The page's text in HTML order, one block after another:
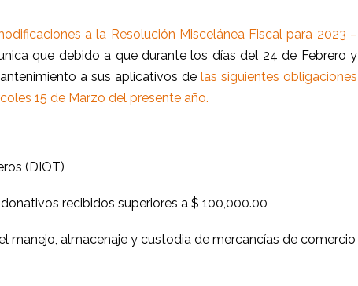
a la Resolución Miscelánea Fiscal para 2023 –
que debido a que durante los días del 24 de Febrero y
a sus aplicativos de las siguientes obligaciones
15 de Marzo del presente año.
(DIOT)
recibidos superiores a $ 100,000.00
manejo, almacenaje y custodia de mercancías de comercio